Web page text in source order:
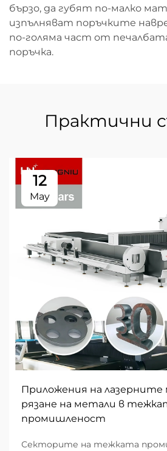
бързо, да губят по-малко
изпълняват поръчките
по-голяма част от
поръчка.
Практични
12
May
Приложения на лазерните
рязане на метали в
промишленост
Секторите на тежката